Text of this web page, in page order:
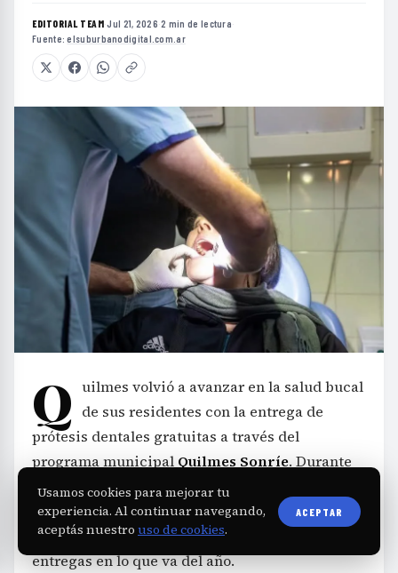
EDITORIAL TEAM·Jul 21, 2026·2 min de lectura·
Fuente:elsuburbanodigital.com.ar
Q uilmes volvió a avanzar en la salud bucal
de sus residentes con la entrega de
prótesis dentales gratuitas a través del
programa municipal Quilmes Sonríe. Durante
la última jornada, vecinos del distrito recibieron
sus prótesis confeccionadas íntegramente en el
Laboratorio Municipal, sumando así más de 500
entregas en lo que va del año.
Usamos cookies para mejorar tu
experiencia. Al continuar navegando,
aceptás nuestro uso de cookies.
ACEPTAR